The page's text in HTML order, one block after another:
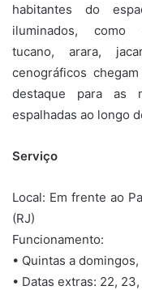
habitantes do
iluminados, como
tucano, arara,
cenográficos
destaque para as
espalhadas ao longo
Serviço
Local: Em frente ao
(RJ)
Funcionamento:
• Quintas a
• Datas extras: 22,